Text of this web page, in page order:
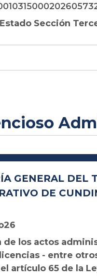
GENERAL DEL
DE
de los actos
- entre
artículo 65 de la